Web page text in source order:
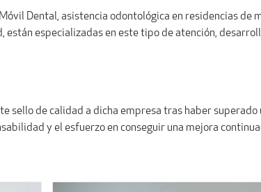
Dental, asistencia odontológica en residencias de
especializadas en este tipo de atención,
sello de calidad a dicha empresa tras haber
y el esfuerzo en conseguir una mejora